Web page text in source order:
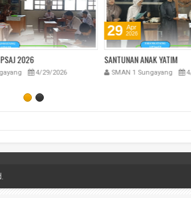
YATIM
4/29/2026
29 Apr
2026
BERBAGI SEMBAKO
SMAN 1 Sungayang